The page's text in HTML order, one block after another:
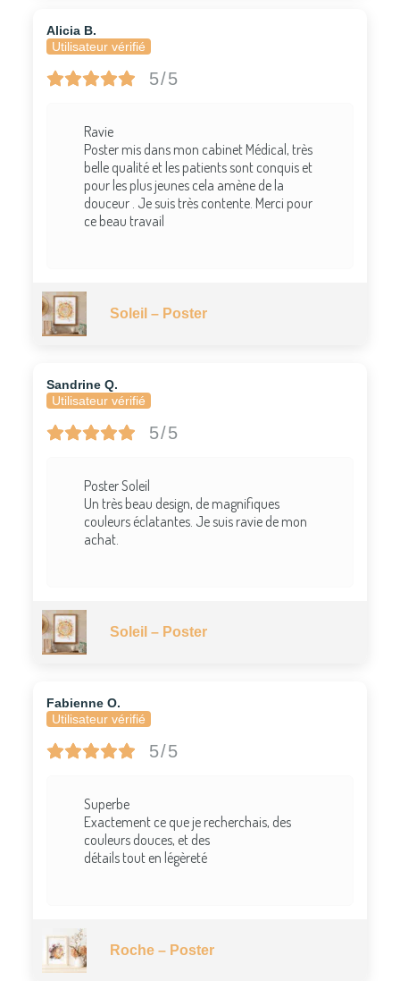
Alicia B.
Utilisateur vérifié
5/5
Ravie
Poster mis dans mon cabinet Médical, très
belle qualité et les patients sont conquis et
pour les plus jeunes cela amène de la
douceur . Je suis très contente. Merci pour
ce beau travail
Soleil – Poster
Sandrine Q.
Utilisateur vérifié
5/5
Poster Soleil
Un très beau design, de magnifiques
couleurs éclatantes. Je suis ravie de mon
achat.
Soleil – Poster
Fabienne O.
Utilisateur vérifié
5/5
Superbe
Exactement ce que je recherchais, des
couleurs douces, et des
détails tout en légèreté
Roche – Poster